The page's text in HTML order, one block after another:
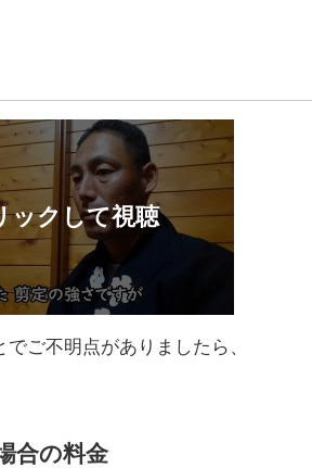
ご不明点がありましたら、
合の料金